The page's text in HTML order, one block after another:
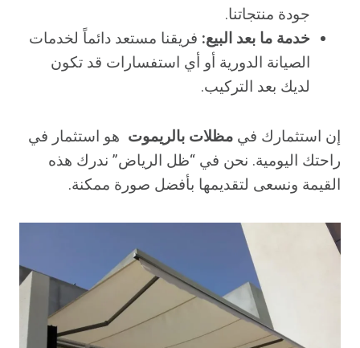
جودة منتجاتنا.
خدمة ما بعد البيع: فريقنا مستعد دائماً لخدمات
الصيانة الدورية أو أي استفسارات قد تكون
لديك بعد التركيب.
إن استثمارك في مظلات بالريموت هو استثمار في
راحتك اليومية. نحن في “ظل الرياض” ندرك هذه
القيمة ونسعى لتقديمها بأفضل صورة ممكنة.